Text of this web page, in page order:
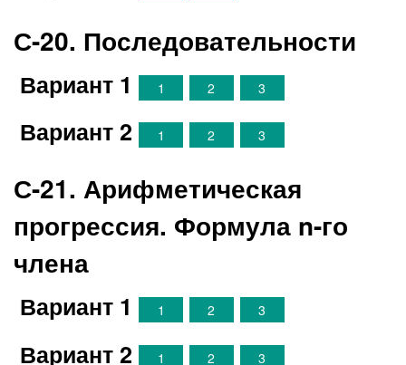
С-20. Последовательности
Вариант 1 1 2 3
Вариант 2 1 2 3
С-21. Арифметическая
прогрессия. Формула n-го
члена
Вариант 1 1 2 3
Вариант 2 1 2 3